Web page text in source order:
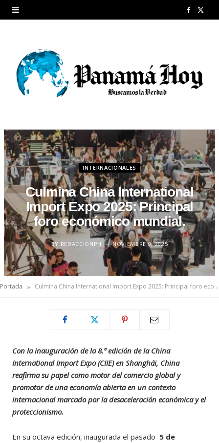
F
b
r
)
INTERNACIONALES
Culmina China International
Import Expo 2025: Principal
foro económico mundial.
BY REDACCIONPH NOVIEMBRE 9, 2025
Portada » Culmina China International Import Expo 2025: Principal foro económico mundial.
Con la inauguración de la 8.ª edición de la China
International Import Expo (CIIE) en Shanghái, China
reafirma su papel como motor del comercio global y
promotor de una economía abierta en un contexto
internacional marcado por la desaceleración económica y el
proteccionismo.
En su octava edición, inaugurada el pasado 5 de